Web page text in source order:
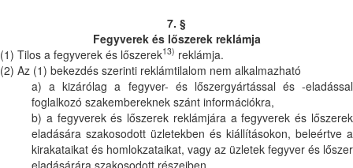
7. §
Fegyverek és lőszerek reklámja
(1) Tilos a fegyverek és lőszerek13) reklámja.
(2) Az (1) bekezdés szerinti reklámtilalom nem alkalmazható
a) a kizárólag a fegyver- és lőszergyártással és -eladással
foglalkozó szakembereknek szánt információkra,
b) a fegyverek és lőszerek reklámjára a fegyverek és lőszerek
eladására szakosodott üzletekben és kiállításokon, beleértve a
kirakataikat és homlokzataikat, vagy az üzletek fegyver és lőszer
eladásárára szakosodott részeiben,